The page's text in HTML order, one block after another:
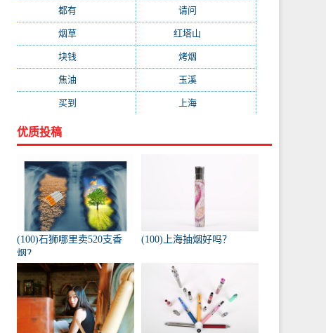
都有 请问
烟草 红塔山
块钱 烤烟
焦油 玉溪(73)
买到 上海(70)
优质投稿
(100)石狮哪里卖520支香
烟？
(100)上海抽烟好吗？